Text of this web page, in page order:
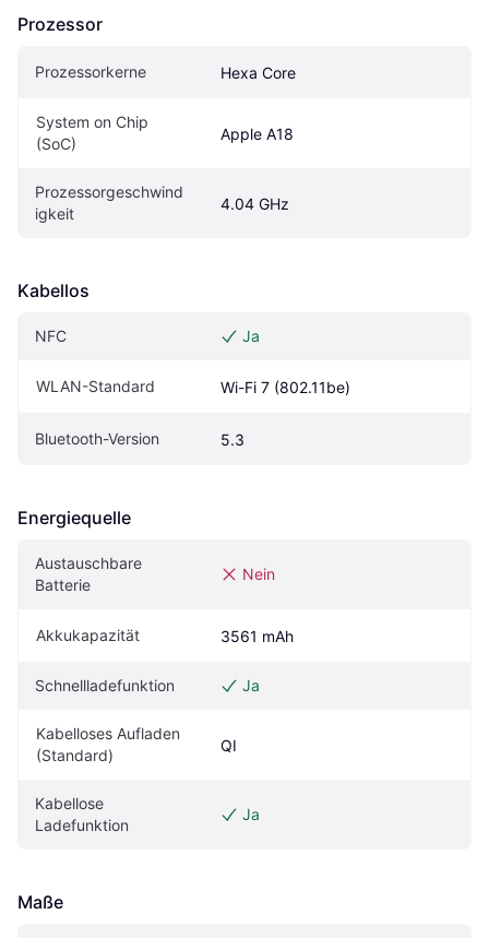
Prozessor
Prozessorkerne Hexa Core
System on Chip
(SoC)
Apple A18
Prozessorgeschwind
igkeit
4.04 GHz
Kabellos
NFC Ja
WLAN-Standard Wi-Fi 7 (802.11be)
Bluetooth-Version 5.3
Energiequelle
Austauschbare
Batterie
Nein
Akkukapazität 3561 mAh
Schnellladefunktion Ja
Kabelloses Aufladen
(Standard)
QI
Kabellose
Ladefunktion
Ja
Maße